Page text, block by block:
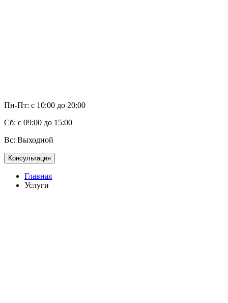
Пн-Пт: с 10:00 до 20:00
Сб: с 09:00 до 15:00
Вс: Выходной
Консультация
Главная
Услуги